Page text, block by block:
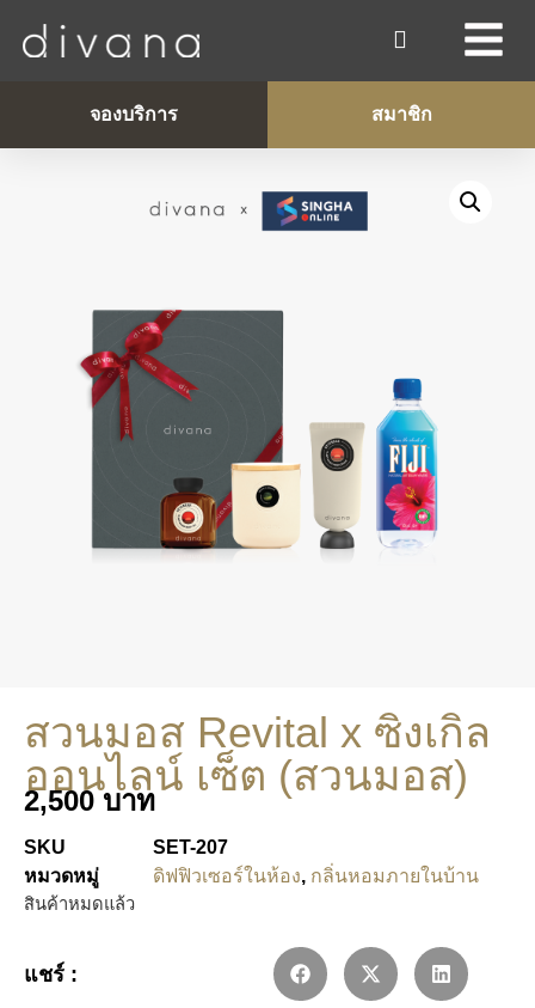
จองบริการ สมาชิก
สวนมอส Revital x ซิงเกิล
ออนไลน์ เซ็ต (สวนมอส)
2,500บาท
SKU
SET-207
หมวดหมู่
ดิฟฟิวเซอร์ในห้อง, กลิ่นหอมภายในบ้าน
สินค้าหมดแล้ว
แชร์ :